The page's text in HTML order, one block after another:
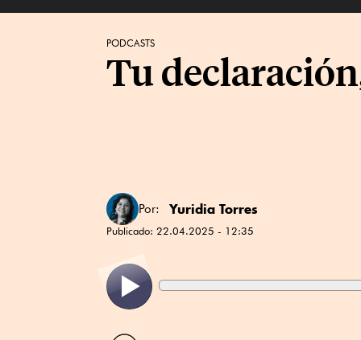
PODCASTS
Tu
Por: Yuridia Torres
Publicado: 22.04.2025 - 12:35
Compartir